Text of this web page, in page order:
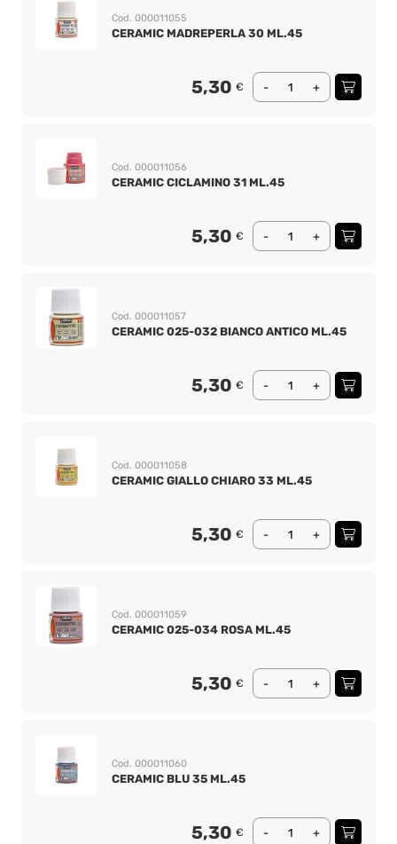
Cod. 000011055
CERAMIC MADREPERLA 30 ML.45
5,30 € - +
Cod. 000011056
CERAMIC CICLAMINO 31 ML.45
5,30 € - +
Cod. 000011057
CERAMIC 025-032 BIANCO ANTICO ML.45
5,30 € - +
Cod. 000011058
CERAMIC GIALLO CHIARO 33 ML.45
5,30 € - +
Cod. 000011059
CERAMIC 025-034 ROSA ML.45
5,30 € - +
Cod. 000011060
CERAMIC BLU 35 ML.45
5,30 € - +